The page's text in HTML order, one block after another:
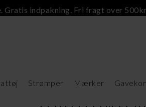
Gratis indpakning. Fri fragt over
Strømper Mærker